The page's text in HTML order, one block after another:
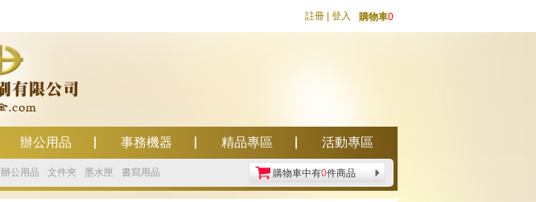
註冊 登入 購物車0
辦公用品 事務機器 精品專區 活動專區
辦公用品 文件夾 墨水匣 書寫用品 購物車中有0件商品